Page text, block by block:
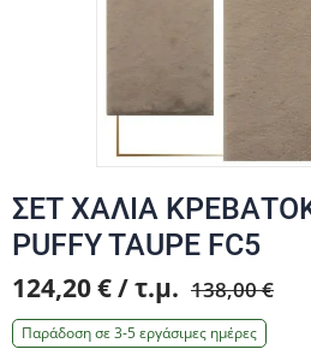
ΣΕΤ ΧΑΛΙΑ
PUFFY TAUPE FC5
124,20 € / τ.μ. 138,00 €
Παράδοση σε 3-5 εργάσιμες ημέρες